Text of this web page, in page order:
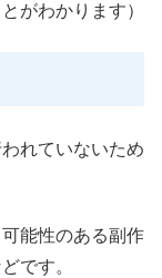
がわかります）
れていないため
能性のある副作
です。